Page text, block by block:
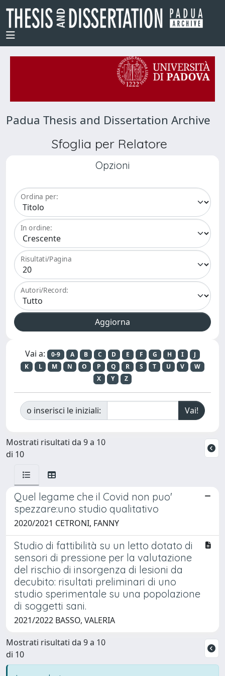
Padua Thesis and Dissertation Archive
Sfoglia per Relatore
Opzioni
Ordina per:
In ordine:
Risultati/Pagina
Autori/Record:
Vai a: 0-9 A B C D E F G H I
J
K
L M N O P Q R S T U V
W
X
Y Z
o inserisci le iniziali:
Mostrati risultati da 9 a 10
di 10
Quel legame che il Covid non puo'
spezzare:uno studio qualitativo
2020/2021 CETRONI, FANNY
Studio di fattibilità su un letto dotato di
sensori di pressione per la valutazione
del rischio di insorgenza di lesioni da
decubito: risultati preliminari di uno
studio sperimentale su una popolazione
di soggetti sani.
2021/2022 BASSO, VALERIA
Mostrati risultati da 9 a 10
di 10